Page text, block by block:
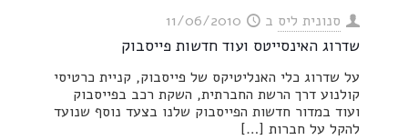
סנונית ליס ב 11/06/2010
שדרוג האינסייטס ועוד חדשות פייסבוק
על שדרוג כלי האנליטיקס של פייסבוק, קניית כרטיסי
קולנוע דרך הרשת החברתית, השקת רכב בפייסבוק
ועוד במדור חדשות הפייסבוק שלנו בצעד נוסף שנועד
להקל על חברות […]